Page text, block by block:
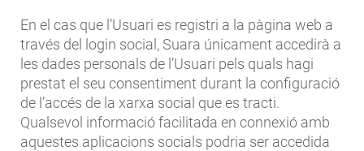
En el cas que l’Usuari es registri a la pàgina web a
través del login social, Suara únicament accedirà a
les dades personals de l’Usuari pels quals hagi
prestat el seu consentiment durant la configuració
de l’accés de la xarxa social que es tracti.
Qualsevol informació facilitada en connexió amb
aquestes aplicacions socials podria ser accedida